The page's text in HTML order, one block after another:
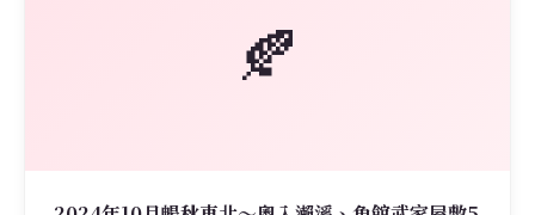
🍂